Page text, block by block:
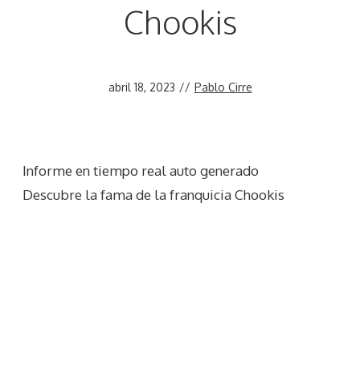
Chookis
abril 18, 2023 // Pablo Cirre
Informe en tiempo real auto generado
Descubre la fama de la franquicia Chookis